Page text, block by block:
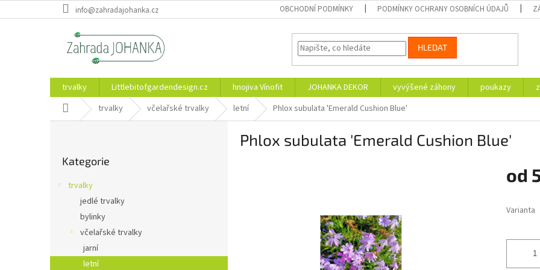
na
info@zahradajohanka.cz OBCHODNÍ PODMÍNKY PODMÍNKY OCHRANY OSOBNÍCH ÚDAJŮ
HLEDAT
trvalky Littlebitofgardendesign.cz hnojiva Vínofit JOHANKA DEKOR vyvýšené záhony poukazy
Domů trvalky včelařské trvalky letní Phlox subulata 'Emerald Cushion Blue'
a
kategorie
Kategorie
trvalky
jedlé trvalky
bylinky
včelařské trvalky
jarní
letní
Phlox subulata 'Emerald Cushion Blue'
od
cena:
Varianta